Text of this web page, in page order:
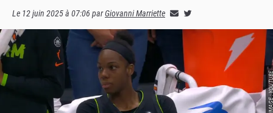
Le 12 juin 2025 à 07:06 parGiovanni Marriette